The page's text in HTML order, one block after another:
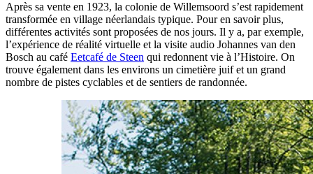
Après sa vente en 1923, la colonie de Willemsoord s’est rapidement
transformée en village néerlandais typique. Pour en savoir plus,
différentes activités sont proposées de nos jours. Il y a, par exemple,
l’expérience de réalité virtuelle et la visite audio Johannes van den
Bosch au café Eetcafé de Steen qui redonnent vie à l’Histoire. On
trouve également dans les environs un cimetière juif et un grand
nombre de pistes cyclables et de sentiers de randonnée.